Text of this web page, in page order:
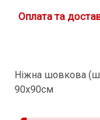
Оплата та
Ніжна шовкова
90х90см